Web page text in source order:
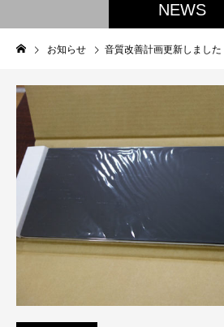
NEWS
お知らせ 音質改善計画更新しました